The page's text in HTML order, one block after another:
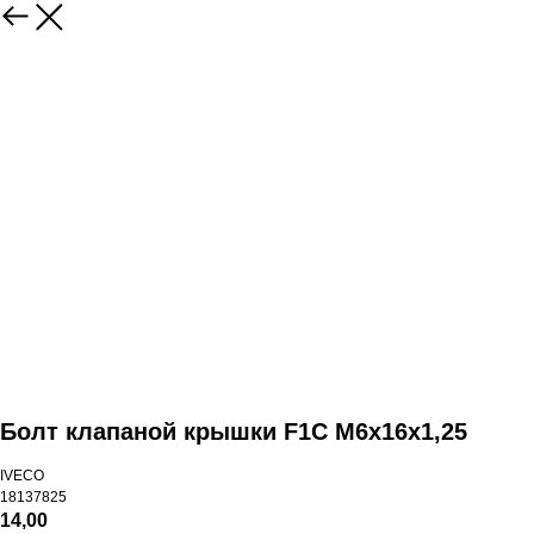
Болт клапаной крышки F1C M6х16х1,25
IVECO
18137825
14,00